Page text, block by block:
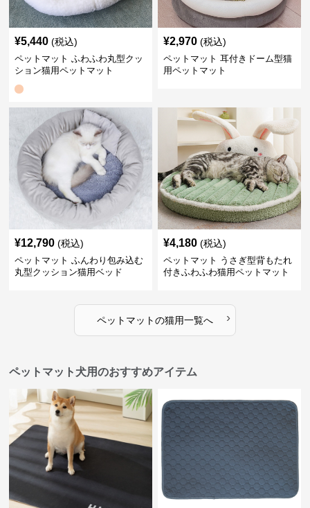
¥5,440 (税込)
ペットマット ふわふわ丸型クッ
ション猫用ペットマット
¥2,970 (税込)
ペットマット 耳付きドーム型猫
用ペットマット
¥12,790 (税込)
ペットマット ふんわり包み込む
丸型クッション猫用ベッド
¥4,180 (税込)
ペットマット うさぎ型背もたれ
付きふわふわ猫用ペットマット
ペットマットの猫用一覧へ ›
ペットマット犬用のおすすめアイテム